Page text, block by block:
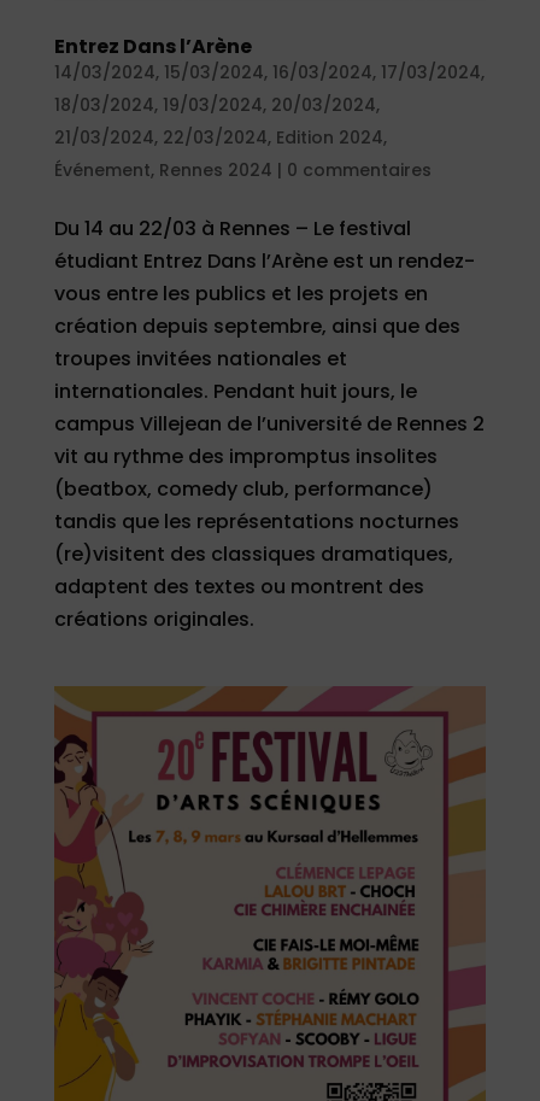
Entrez Dans l’Arène
14/03/2024, 15/03/2024, 16/03/2024, 17/03/2024,
18/03/2024, 19/03/2024, 20/03/2024,
21/03/2024, 22/03/2024, Edition 2024,
Événement, Rennes 2024 | 0 commentaires
Du 14 au 22/03 à Rennes – Le festival
étudiant Entrez Dans l’Arène est un rendez-
vous entre les publics et les projets en
création depuis septembre, ainsi que des
troupes invitées nationales et
internationales. Pendant huit jours, le
campus Villejean de l’université de Rennes 2
vit au rythme des impromptus insolites
(beatbox, comedy club, performance)
tandis que les représentations nocturnes
(re)visitent des classiques dramatiques,
adaptent des textes ou montrent des
créations originales.